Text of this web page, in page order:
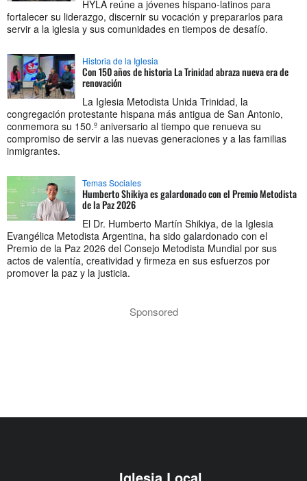
HYLA reúne a jóvenes hispano-latinos para
fortalecer su liderazgo, discernir su vocación y prepararlos para
servir a la iglesia y sus comunidades en tiempos de desafío.
Historia de la Iglesia
Con 150 años de historia La Trinidad abraza nueva era de
renovación
La Iglesia Metodista Unida Trinidad, la
congregación protestante hispana más antigua de San Antonio,
conmemora su 150.º aniversario al tiempo que renueva su
compromiso de servir a las nuevas generaciones y a las familias
inmigrantes.
Temas Sociales
Humberto Shikiya es galardonado con el Premio Metodista
de la Paz 2026
El Dr. Humberto Martín Shikiya, de la Iglesia
Evangélica Metodista Argentina, ha sido galardonado con el
Premio de la Paz 2026 del Consejo Metodista Mundial por sus
actos de valentía, creatividad y firmeza en sus esfuerzos por
promover la paz y la justicia.
Sponsored